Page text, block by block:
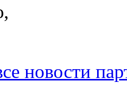
новости